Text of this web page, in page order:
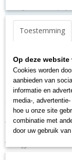
Op voorraad-
Specificaties
Productcode
KV025G
EAN code
4004122239245
Netto gewicht
0,45 Kg
Afmetingen (l,b,h)
Omschrijving
Kunststof lijst
Halfrond profiel 0.9
Vanaf formaat 30x45
Halfrond profiel 1.0
Verkrijgbaar in 11
formaten
Toestemming
Op deze
Cookies worden
aanbieden van
informatie en
media-,
hoe u onze site
combinatie met
door uw gebruik